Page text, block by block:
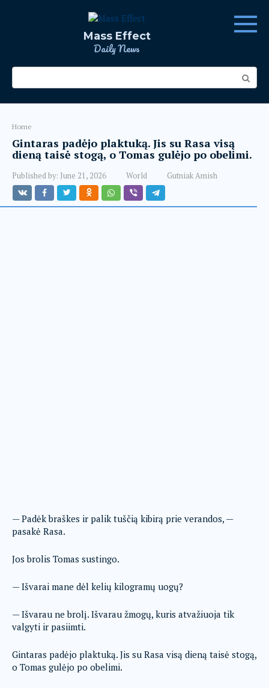
Mass Effect
Daily News
Search:
Home
Gintaras padėjo plaktuką. Jis su Rasa visą
dieną taisė stogą, o Tomas gulėjo po obelimi.
Published by: June 21, 2026 World Gutniak Amish
— Padėk braškes ir palik tuščią kibirą prie verandos, —
pasakė Rasa.
Jos brolis Tomas sustingo.
— Išvarai mane dėl kelių kilogramų uogų?
— Išvarau ne brolį. Išvarau žmogų, kuris atvažiuoja tik
valgyti ir pasiimti.
Gintaras padėjo plaktuką. Jis su Rasa visą dieną taisė stogą,
o Tomas gulėjo po obelimi.